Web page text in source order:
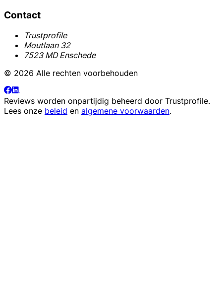
Contact
Trustprofile
Moutlaan 32
7523 MD Enschede
© 2026 Alle rechten voorbehouden
Reviews worden onpartijdig beheerd door Trustprofile.
Lees onze beleid en algemene voorwaarden.